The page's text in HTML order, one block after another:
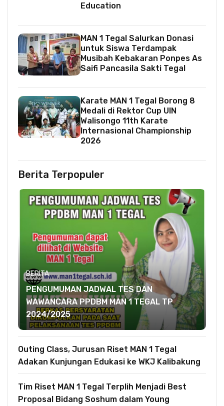
Education
MAN 1 Tegal Salurkan Donasi
untuk Siswa Terdampak
Musibah Kebakaran Ponpes As
Saifi Pancasila Sakti Tegal
Karate MAN 1 Tegal Borong 8
Medali di Rektor Cup UIN
Walisongo 11th Karate
Internasional Championship
2026
Berita Terpopuler
BERITA
PENGUMUMAN JADWAL TES DAN
WAWANCARA PPDBM MAN 1 TEGAL TP
2024/2025
Outing Class, Jurusan Riset MAN 1 Tegal
Adakan Kunjungan Edukasi ke WKJ Kalibakung
Tim Riset MAN 1 Tegal Terplih Menjadi Best
Proposal Bidang Soshum dalam Young